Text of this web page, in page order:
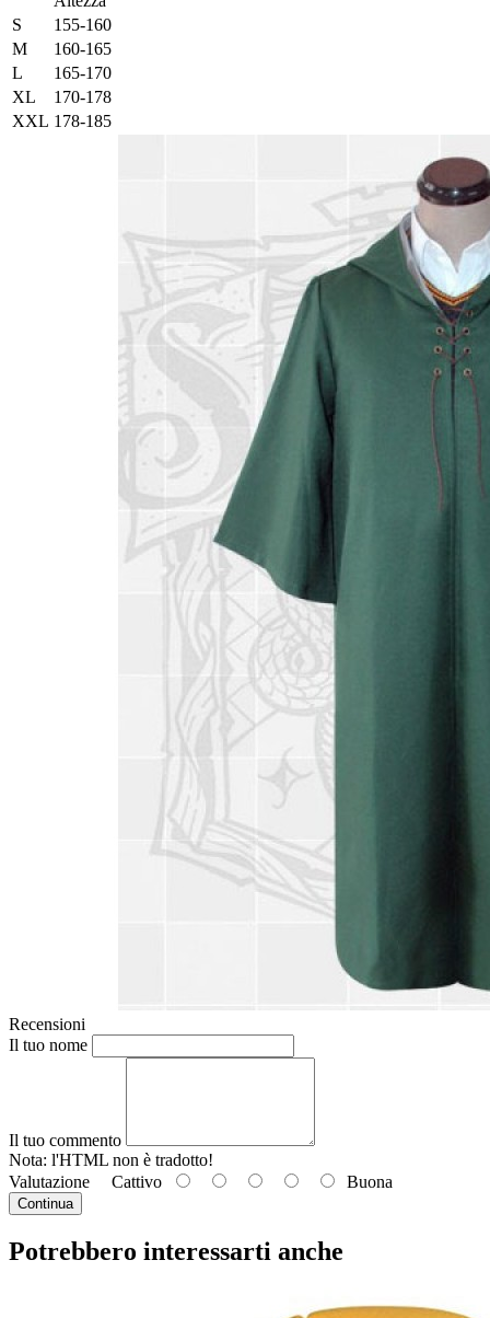
S
155-160
M
160-165
L
165-170
XL
170-178
XXL 178-185
Recensioni
Il tuo nome
Il tuo commento
Nota: l'HTML non è tradotto!
Valutazione Cattivo Buona
Continua
Potrebbero interessarti anche